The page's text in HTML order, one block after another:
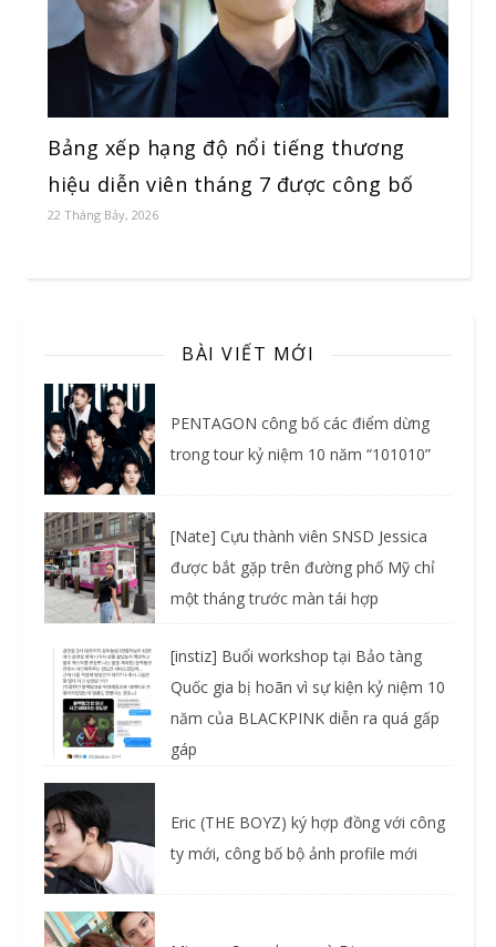
Bảng xếp hạng độ nổi tiếng thương
hiệu diễn viên tháng 7 được công bố
22 Tháng Bảy, 2026
BÀI VIẾT MỚI
PENTAGON công bố các điểm dừng
trong tour kỷ niệm 10 năm “101010”
[Nate] Cựu thành viên SNSD Jessica
được bắt gặp trên đường phố Mỹ chỉ
một tháng trước màn tái hợp
[instiz] Buổi workshop tại Bảo tàng
Quốc gia bị hoãn vì sự kiện kỷ niệm 10
năm của BLACKPINK diễn ra quá gấp
gáp
Eric (THE BOYZ) ký hợp đồng với công
ty mới, công bố bộ ảnh profile mới